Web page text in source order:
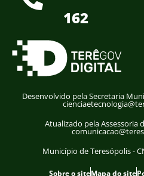
162
Desenvolvido pela Secretaria
Atualizado pela Assessoria
Município de Teresópolis -
Sobre o siteMapa do site